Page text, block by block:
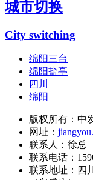
城市切换
City switching
绵阳三台
绵阳盐亭
四川
绵阳
版权所有：中
网址：
联系人：徐总
联系电话：
联系地址： 四